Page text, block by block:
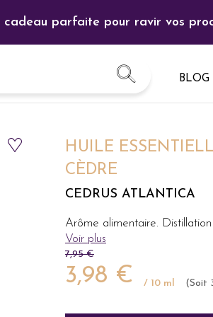
parfaite pour ravir vos
BLOG
HUILE
CÈDRE
CEDRUS ATLANTICA​
Arôme alimentaire.
Voir plus
7,95 €
3,98 € / 10 ml (Soit